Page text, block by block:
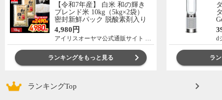
【令和7年産】 白米 和の輝き
ブレンド米 10kg（5kg×2袋）
密封新鮮パック 脱酸素剤入り
米 お米 低温製法米 アイリスオ
ーヤマ [食品]
4,980円
アイリスオーヤマ公式通販サイト アイリスプラザ
ランキングをもっと見る
d
ラ
ランキングTop